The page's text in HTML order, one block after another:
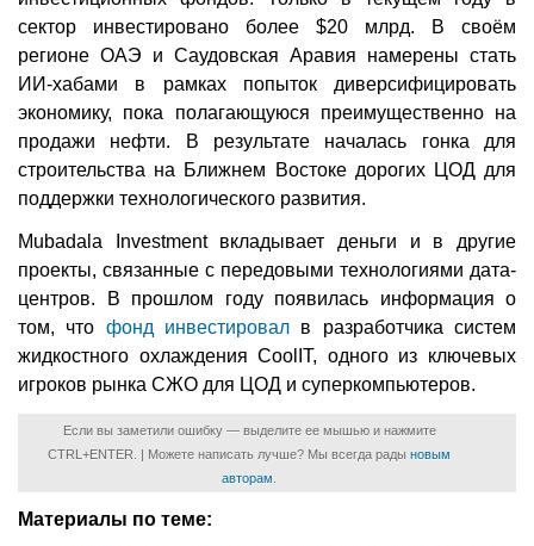
сектор инвестировано более $20 млрд. В своём
регионе ОАЭ и Саудовская Аравия намерены стать
ИИ-хабами в рамках попыток диверсифицировать
экономику, пока полагающуюся преимущественно на
продажи нефти. В результате началась гонка для
строительства на Ближнем Востоке дорогих ЦОД для
поддержки технологического развития.
Mubadala Investment вкладывает деньги и в другие
проекты, связанные с передовыми технологиями дата-
центров. В прошлом году появилась информация о
том, что фонд инвестировал в разработчика систем
жидкостного охлаждения CoolIT, одного из ключевых
игроков рынка СЖО для ЦОД и суперкомпьютеров.
Если вы заметили ошибку — выделите ее мышью и нажмите
CTRL+ENTER. | Можете написать лучше? Мы всегда рады новым
авторам
Материалы по теме: